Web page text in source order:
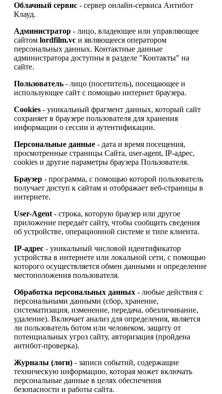
Облачный сервис - сервер онлайн-сервиса Антибот
Клауд.
Администратор - лицо, владеющее или управляющее
сайтом lordfilm.vc и являющееся оператором
персональных данных. Контактные данные
администратора доступны в разделе "Контакты" на
сайте.
Пользователь - лицо (посетитель), посещающее и
использующее сайт с помощью интернет браузера.
Cookies - уникальный фрагмент данных, который сайт
сохраняет в браузере пользователя для хранения
информации о сессии и аутентификации.
Персональные данные - дата и время посещения,
просмотренные страницы Сайта, user-agent, IP-адрес,
cookies и другие параметры браузера Пользователя.
Браузер - программа, с помощью которой пользователь
получает доступ к сайтам и отображает веб-страницы в
интернете.
User-Agent - строка, которую браузер или другое
приложение передаёт сайту, чтобы сообщить сведения
об устройстве, операционной системе и типе клиента.
IP-адрес - уникальный числовой идентификатор
устройства в интернете или локальной сети, с помощью
которого осуществляется обмен данными и определение
местоположения пользователя.
Обработка персональных данных - любые действия с
персональными данными (сбор, хранение,
систематизация, изменение, передача, обезличивание,
удаление). Включает анализ для определения, является
ли пользователь ботом или человеком, защиту от
потенциальных угроз сайту, авторизация (пройдена
антибот-проверка).
Журналы (логи) - записи событий, содержащие
техническую информацию, которая может включать
персональные данные в целях обеспечения
безопасности и работы сайта.